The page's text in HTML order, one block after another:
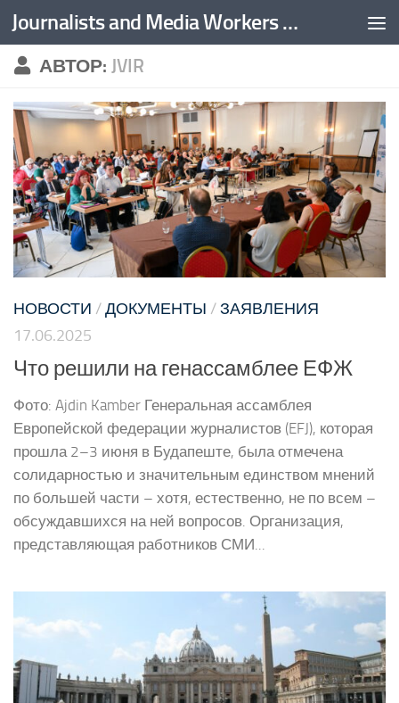
Перейти к содержимому Journalists and Media Workers United
АВТОР: JVIR
НОВОСТИ / ДОКУМЕНТЫ / ЗАЯВЛЕНИЯ
17.06.2025
Что решили на генассамблее ЕФЖ
Фото: Ajdin Kamber Генеральная ассамблея
Европейской федерации журналистов (EFJ), которая
прошла 2–3 июня в Будапеште, была отмечена
солидарностью и значительным единством мнений
по большей части – хотя, естественно, не по всем –
обсуждавшихся на ней вопросов. Организация,
представляющая работников СМИ...